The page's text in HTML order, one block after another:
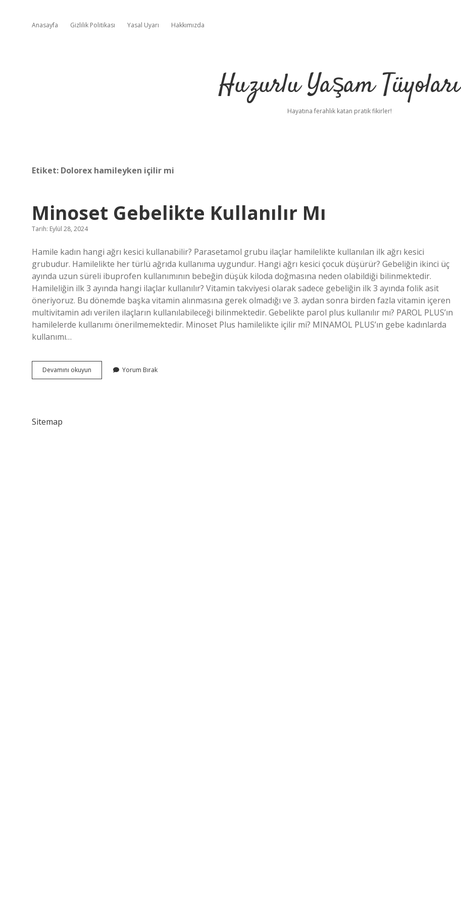
Anasayfa Gizlilik Politikası Yasal Uyarı Hakkımızda
Huzurlu Yaşam Tüyoları
Hayatına ferahlık katan pratik fikirler!
Etiket: Dolorex hamileyken içilir mi
Minoset Gebelikte Kullanılır Mı
Tarih: Eylül 28, 2024
Hamile kadın hangi ağrı kesici kullanabilir? Parasetamol grubu ilaçlar hamilelikte kullanılan ilk ağrı kesici
grubudur. Hamilelikte her türlü ağrıda kullanıma uygundur. Hangi ağrı kesici çocuk düşürür? Gebeliğin ikinci üç
ayında uzun süreli ibuprofen kullanımının bebeğin düşük kiloda doğmasına neden olabildiği bilinmektedir.
Hamileliğin ilk 3 ayında hangi ilaçlar kullanılır? Vitamin takviyesi olarak sadece gebeliğin ilk 3 ayında folik asit
öneriyoruz. Bu dönemde başka vitamin alınmasına gerek olmadığı ve 3. aydan sonra birden fazla vitamin içeren
multivitamin adı verilen ilaçların kullanılabileceği bilinmektedir. Gebelikte parol plus kullanılır mı? PAROL PLUS’ın
hamilelerde kullanımı önerilmemektedir. Minoset Plus hamilelikte içilir mi? MINAMOL PLUS’ın gebe kadınlarda
kullanımı…
Devamını okuyun Minoset
Gebelikte
Yorum Bırak
Sitemap